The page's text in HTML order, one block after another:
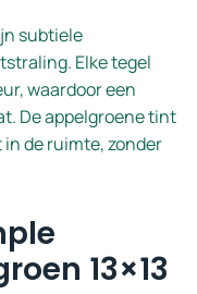
subtiele
Elke tegel
waardoor een
De appelgroene tint
de ruimte, zonder
13×13